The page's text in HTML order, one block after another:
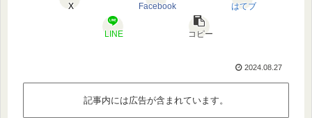
X Facebook はてブ
LINE コピー
2024.08.27
記事内には広告が含まれています。